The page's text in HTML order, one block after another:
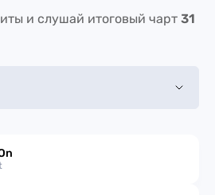
и слушай итоговый чарт 31